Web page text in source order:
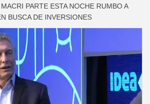
MACRI PARTE ESTA NOCHE RUMBO A
BUSCA DE INVERSIONES